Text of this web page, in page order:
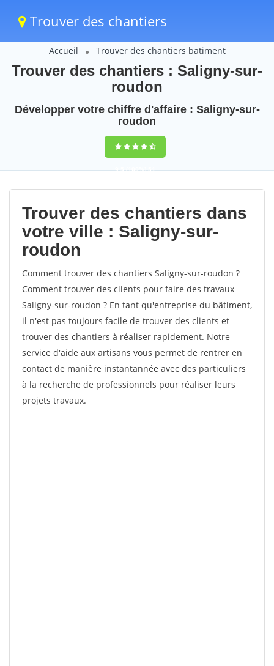
Trouver des chantiers
Accueil Trouver des chantiers batiment
Trouver des chantiers : Saligny-sur-
roudon
Développer votre chiffre d'affaire : Saligny-sur-
roudon
9,5(100%)51
votes
Trouver des chantiers dans
votre ville : Saligny-sur-
roudon
Comment trouver des chantiers Saligny-sur-roudon ?
Comment trouver des clients pour faire des travaux
Saligny-sur-roudon ? En tant qu'entreprise du bâtiment,
il n'est pas toujours facile de trouver des clients et
trouver des chantiers à réaliser rapidement. Notre
service d'aide aux artisans vous permet de rentrer en
contact de manière instantannée avec des particuliers
à la recherche de professionnels pour réaliser leurs
projets travaux.